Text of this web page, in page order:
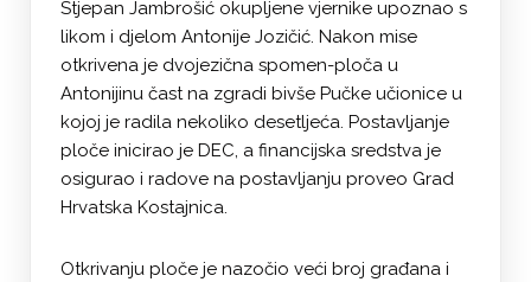
Stjepan Jambrošić okupljene vjernike upoznao s
likom i djelom Antonije Jozičić. Nakon mise
otkrivena je dvojezična spomen-ploča u
Antonijinu čast na zgradi bivše Pučke učionice u
kojoj je radila nekoliko desetljeća. Postavljanje
ploče inicirao je DEC, a financijska sredstva je
osigurao i radove na postavljanju proveo Grad
Hrvatska Kostajnica.
Otkrivanju ploče je nazočio veći broj građana i